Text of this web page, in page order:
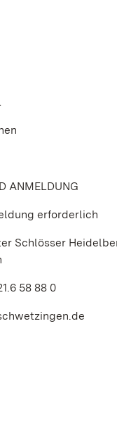
ANMELDUNG
erforderlich
Schlösser
58 88 0